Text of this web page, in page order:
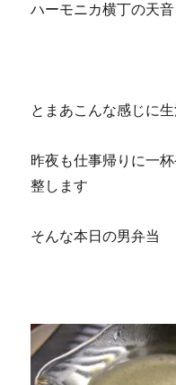
ハーモニカ横丁の天
とまあこんな感じに
昨夜も仕事帰りに一
整します
そんな本日の男弁当